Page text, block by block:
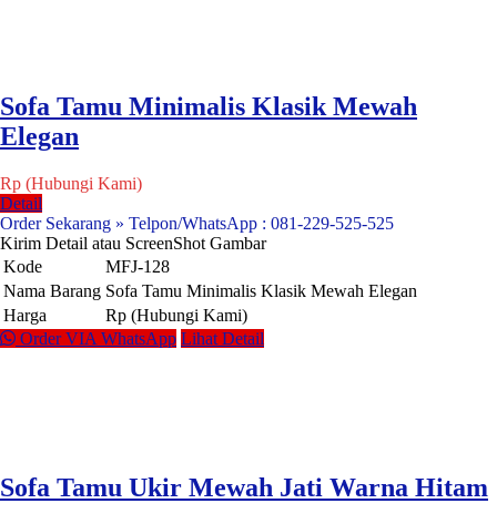
Sofa Tamu Minimalis Klasik Mewah
Elegan
Rp (Hubungi Kami)
Detail
Order Sekarang » Telpon/WhatsApp : 081-229-525-525
Kirim Detail atau ScreenShot Gambar
Kode
MFJ-128
Nama Barang Sofa Tamu Minimalis Klasik Mewah Elegan
Harga
Rp (Hubungi Kami)
Order VIA WhatsApp Lihat Detail
Sofa Tamu Ukir Mewah Jati Warna Hitam